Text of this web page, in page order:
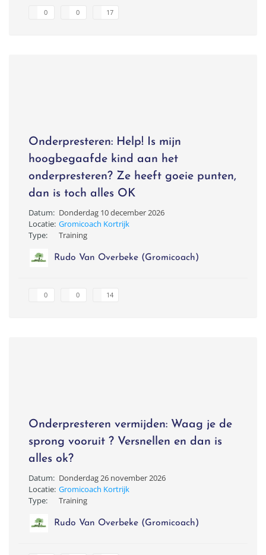
0 0 17
Onderpresteren: Help! Is mijn
hoogbegaafde kind aan het
onderpresteren? Ze heeft goeie punten,
dan is toch alles OK
Datum: Donderdag 10 december 2026
Locatie: Gromicoach Kortrijk
Type:
Training
Rudo Van Overbeke (Gromicoach)
0 0 14
Onderpresteren vermijden: Waag je de
sprong vooruit ? Versnellen en dan is
alles ok?
Datum: Donderdag 26 november 2026
Locatie: Gromicoach Kortrijk
Type:
Training
Rudo Van Overbeke (Gromicoach)